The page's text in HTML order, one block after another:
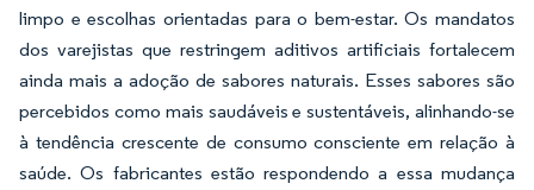
limpo e escolhas orientadas para o bem-estar. Os mandatos
dos varejistas que restringem aditivos artificiais fortalecem
ainda mais a adoção de sabores naturais. Esses sabores são
percebidos como mais saudáveis e sustentáveis, alinhando-se
à tendência crescente de consumo consciente em relação à
saúde. Os fabricantes estão respondendo a essa mudança